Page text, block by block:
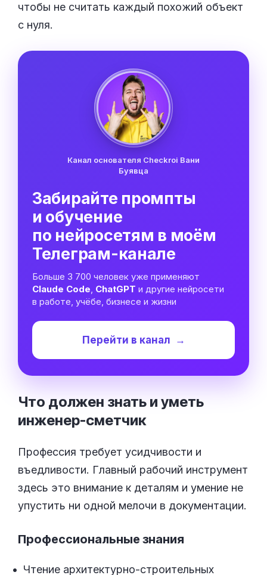
чтобы не считать каждый похожий объект
с нуля.
Канал основателя Checkroi Вани
Буявца
Забирайте промпты
и обучение
по нейросетям в моём
Телеграм-канале
Больше 3 700 человек уже применяют
Claude Code, ChatGPT и другие нейросети
в работе, учёбе, бизнесе и жизни
Перейти в канал →
Что должен знать и уметь
инженер-сметчик
Профессия требует усидчивости и
въедливости. Главный рабочий инструмент
здесь это внимание к деталям и умение не
упустить ни одной мелочи в документации.
Профессиональные знания
Чтение архитектурно-строительных